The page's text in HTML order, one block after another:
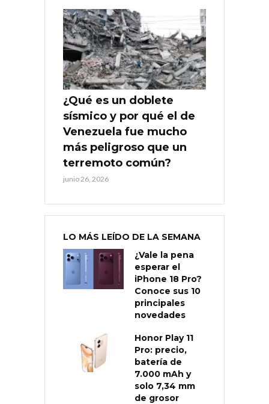
¿Qué es un doblete
sísmico y por qué el de
Venezuela fue mucho
más peligroso que un
terremoto común?
junio 26, 2026
LO MÁS LEÍDO DE LA SEMANA
¿Vale la pena
esperar el
iPhone 18 Pro?
Conoce sus 10
principales
novedades
Honor Play 11
Pro: precio,
batería de
7.000 mAh y
solo 7,34 mm
de grosor